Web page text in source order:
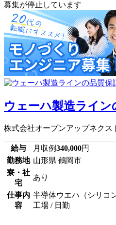
募集が停止しています
ウェーハ製造ライン
株式会社オープンアップネクス
給与 月収例340,000円
勤務地 山形県 鶴岡市
寮・社
宅
あり
仕事内
容
半導体ウエハ（シリコ
工場 / 日勤